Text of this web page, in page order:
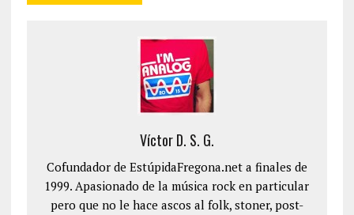
Víctor D. S. G.
Cofundador de EstúpidaFregona.net a finales de
1999. Apasionado de la música rock en particular
pero que no le hace ascos al folk, stoner, post-